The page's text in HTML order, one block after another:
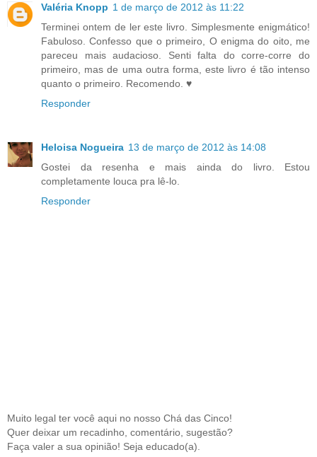
Valéria Knopp 1 de março de 2012 às 11:22
Terminei ontem de ler este livro. Simplesmente enigmático!
Fabuloso. Confesso que o primeiro, O enigma do oito, me
pareceu mais audacioso. Senti falta do corre-corre do
primeiro, mas de uma outra forma, este livro é tão intenso
quanto o primeiro. Recomendo. ♥
Responder
Heloisa Nogueira 13 de março de 2012 às 14:08
Gostei da resenha e mais ainda do livro. Estou
completamente louca pra lê-lo.
Responder
Muito legal ter você aqui no nosso Chá das Cinco!
Quer deixar um recadinho, comentário, sugestão?
Faça valer a sua opinião! Seja educado(a).